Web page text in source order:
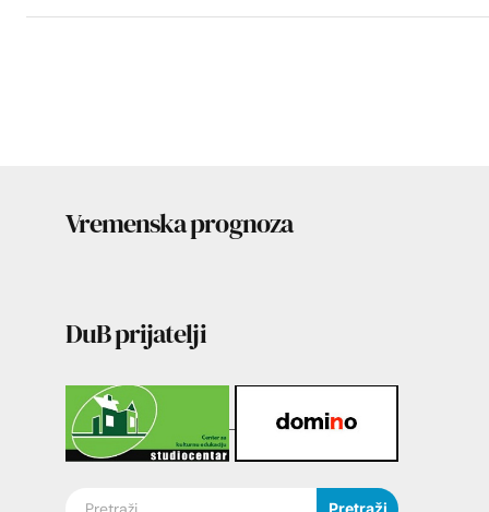
Vremenska prognoza
DuB prijatelji